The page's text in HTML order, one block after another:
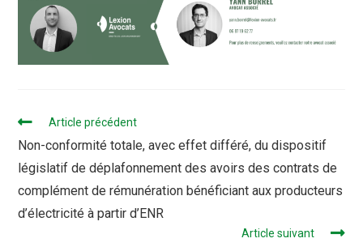
Article précédent
Non-conformité totale, avec effet différé, du dispositif
législatif de déplafonnement des avoirs des contrats de
complément de rémunération bénéficiant aux producteurs
d’électricité à partir d’ENR
Article suivant